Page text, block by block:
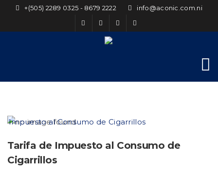
+(505) 2289 0325 - 8679 2222 info@aconic.com.ni
Tarifa de Impuesto al Consumo de
Cigarrillos